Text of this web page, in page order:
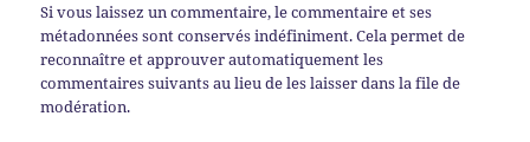
Si vous laissez un commentaire, le commentaire et ses
métadonnées sont conservés indéfiniment. Cela permet de
reconnaître et approuver automatiquement les
commentaires suivants au lieu de les laisser dans la file de
modération.